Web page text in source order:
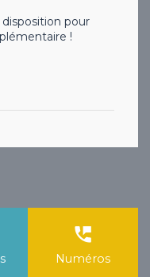
pour
!
perm_phone_msg
Numéros